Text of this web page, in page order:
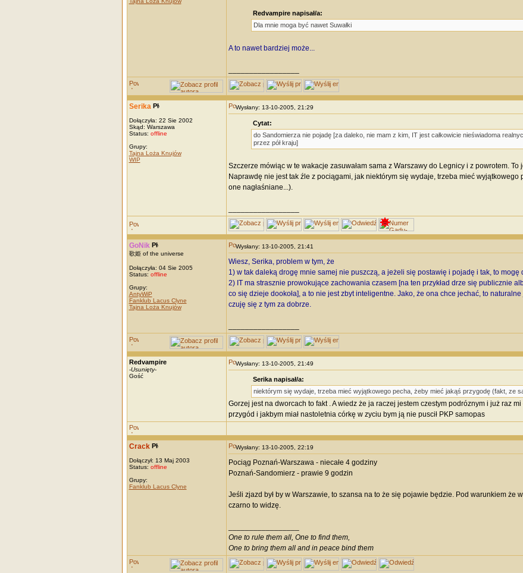
Redvampire napisał/a:
Dla mnie moga być nawet Suwałki
A to nawet bardziej może...
Serika
Dołączyła: 22 Sie 2002
Skąd: Warszawa
Status: offline
Grupy:
Tajna Loża Knujów
WIP
Wysłany: 13-10-2005, 21:29
Cytat:
do Sandomierza nie pojadę [za daleko, nie mam z kim, IT jest całkowicie nieświadoma
przez pół kraju]
Szczerze mówiąc w te wakacje zasuwałam sama z Warszawy do Legnicy i z powrotem. To
Naprawdę nie jest tak źle z pociągami, jak niektórym się wydaje, trzeba mieć wyjątkowego
one nagłaśniane...).
GoNik
歌姫 of the universe
Dołączyła: 04 Sie 2005
Status: offline
Grupy:
AntyWiP
Fanklub Lacus Clyne
Tajna Loża Knujów
Wysłany: 13-10-2005, 21:41
Wiesz, Serika, problem w tym, że
1) w tak daleką drogę mnie samej nie puszczą, a jeżeli się postawię i pojadę i tak, to mogę
2) IT ma strasznie prowokujące zachowania czasem [na ten przykład drze się publicznie
co się dzieje dookoła], a to nie jest zbyt inteligentne. Jako, że ona chce jechać, to
czuję się z tym za dobrze.
Redvampire
-Usunięty-
Gość
Wysłany: 13-10-2005, 21:49
Serika napisał/a:
niektórym się wydaje, trzeba mieć wyjątkowego pecha, żeby mieć jakąś przygodę (fakt, ze są
Gorzej jest na dworcach to fakt . A wiedz że ja raczej jestem czestym podróznym i już raz
przygód i jakbym miał nastoletnia córkę w zyciu bym ją nie puscił PKP samopas
Crack
Dołączył: 13 Maj 2003
Status: offline
Grupy:
Fanklub Lacus Clyne
Wysłany: 13-10-2005, 22:19
Pociąg Poznań-Warszawa - niecałe 4 godziny
Poznań-Sandomierz - prawie 9 godzin
Jeśli zjazd był by w Warszawie, to szansa na to że się pojawie będzie. Pod warunkiem że
czarno to widzę.
One to rule them all, One to find them,
One to bring them all and in peace bind them